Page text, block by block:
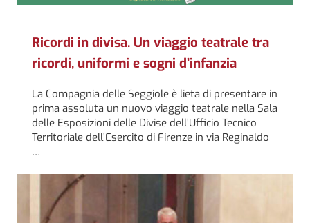
Ricordi in divisa. Un viaggio teatrale tra
ricordi, uniformi e sogni d’infanzia
La Compagnia delle Seggiole è lieta di presentare in
prima assoluta un nuovo viaggio teatrale nella Sala
delle Esposizioni delle Divise dell’Ufficio Tecnico
Territoriale dell’Esercito di Firenze in via Reginaldo
…